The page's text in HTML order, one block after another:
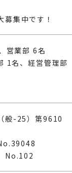
集中です！
営業部 6名
1名、経営管理部
般-25）第9610
No.102